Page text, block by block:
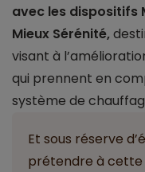
avec les dispositifs
Mieux Sérénité,
visant à
qui prennent en
système de
Et sous réserve
prétendre à cette